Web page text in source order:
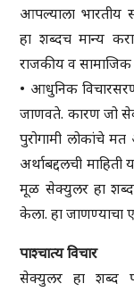
आपल्याला भारतीय
हा शब्दच मान्य
राजकीय व
• आधुनिक
जाणवते. कारण जो
पुरोगामी लोकांचे
अर्थाबद्दलची
मूळ सेक्युलर हा
केला. हा जाणण्याचा
पाश्चात्य विचार
सेक्युलर हा शब्द